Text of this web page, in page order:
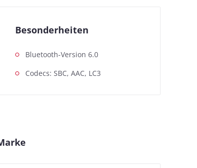
Besonderheiten
Bluetooth-Version 6.0
Codecs: SBC, AAC, LC3